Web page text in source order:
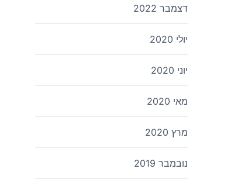
דצמבר 2022
יולי 2020
יוני 2020
מאי 2020
מרץ 2020
נובמבר 2019